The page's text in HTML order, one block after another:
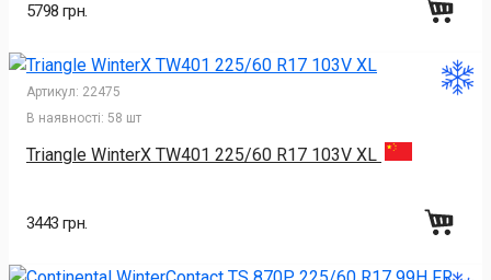
5798 грн.
Артикул: 22475
В наявності: 58 шт
Triangle WinterX TW401 225/60 R17 103V XL
3443 грн.